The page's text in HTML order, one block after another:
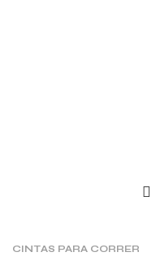
CINTAS PARA CORRER